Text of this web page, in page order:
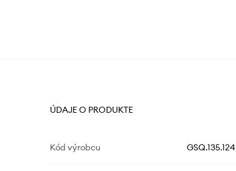
ÚDAJE O PRODUKTE
Kód výrobcu GSQ.135.124